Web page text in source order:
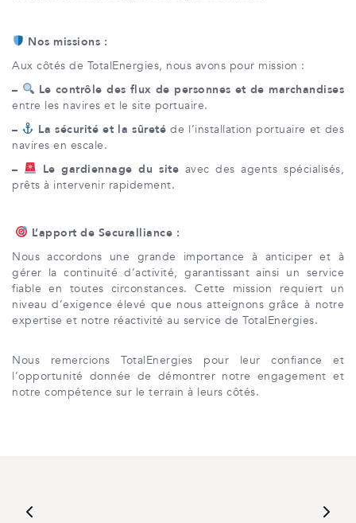
Nos missions :
Aux côtés de TotalEnergies, nous avons pour mission :
–
Le contrôle des flux de personnes et de marchandises
entre les navires et le site portuaire.
–
La sécurité et la sûreté de l’installation portuaire et des
navires en escale.
–
Le gardiennage du site avec des agents spécialisés,
prêts à intervenir rapidement.
L’apport de Securalliance :
Nous accordons une grande importance à anticiper et à
gérer la continuité d’activité, garantissant ainsi un service
fiable en toutes circonstances. Cette mission requiert un
niveau d’exigence élevé que nous atteignons grâce à notre
expertise et notre réactivité au service de TotalEnergies.
Nous remercions TotalEnergies pour leur confiance et
l’opportunité donnée de démontrer notre engagement et
notre compétence sur le terrain à leurs côtés.